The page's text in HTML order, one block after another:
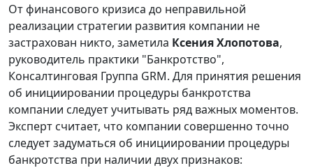
От финансового кризиса до неправильной
реализации стратегии развития компании не
застрахован никто, заметила Ксения Хлопотова,
руководитель практики "Банкротство",
Консалтинговая Группа GRM. Для принятия решения
об инициировании процедуры банкротства
компании следует учитывать ряд важных моментов.
Эксперт считает, что компании совершенно точно
следует задуматься об инициировании процедуры
банкротства при наличии двух признаков: